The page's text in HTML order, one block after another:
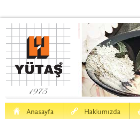
Anasayfa
H Hakkımızda
a